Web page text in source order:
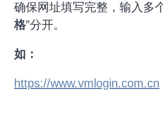
确保网址填写完整，输入多
格”分开。
如：
https://www.vmlogin.com.cn